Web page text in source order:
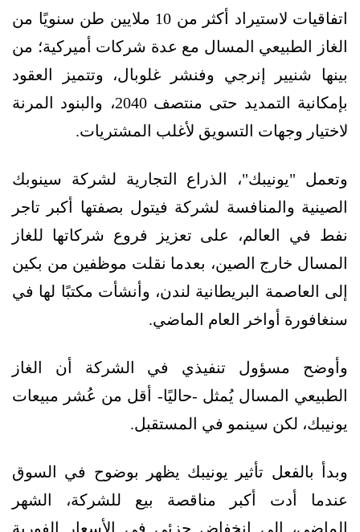
اتفاقيات لاستيراد أكثر من 10 ملايين طن سنويًا من
الغاز الطبيعي المسال مع عدة شركات أميركية؛ من
بينها شنيير إنرجي وفنشر غلوبال، وتتميز العقود
بإمكانية التمديد حتى منتصف 2040، والبنود المرنة
لاختيار وجهات التسويق لأغلب المشتريات.
وتعمل "يونيبك"، الذراع التجارية لشركة سينوبك
الصينية والمنافسة لشركة فيتول بصفتها أكبر تاجر
نفط في العالم، على تعزيز فروع شركاتها للغاز
المسال خارج الصين، بعدما نقلت موظفين من بكين
إلى العاصمة البريطانية لندن، وأنشأت مكتبًا لها في
سنغافورة أواخر العام الماضي.
وأوضح مسؤول تنفيذي في الشركة أن الغاز
الطبيعي المسال يُمثل -حاليًا- أقل من عُشر مبيعات
يونيبك، لكن سينمو في المستقبل.
وبدأ بالفعل تأثير يونيبك يظهر بوضوح في السوق
عندما أدت أكبر مناقصة بيع للشركة، الشهر
الماضي، إلى انخفاض جزئي في الأسعار الفورية